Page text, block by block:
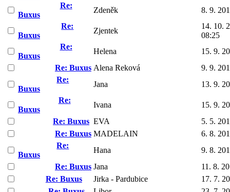
Re:
Buxus
Zdeněk
8. 9.
Re:
Buxus
Zjentek
14. 10.
08:25
Re:
Buxus
Helena
15. 9.
Re: Buxus Alena Reková
9. 9.
Re:
Buxus
Jana
13. 9.
Re:
Buxus
Ivana
15. 9.
Re: Buxus EVA
5. 5.
Re: Buxus MADELAIN
6. 8.
Re:
Buxus
Hana
9. 8.
Re: Buxus Jana
11. 8.
Re: Buxus
Jirka - Pardubice
17. 7.